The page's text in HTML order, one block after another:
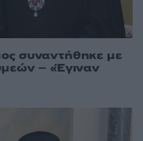
συναντήθηκε με
– «Έγιναν